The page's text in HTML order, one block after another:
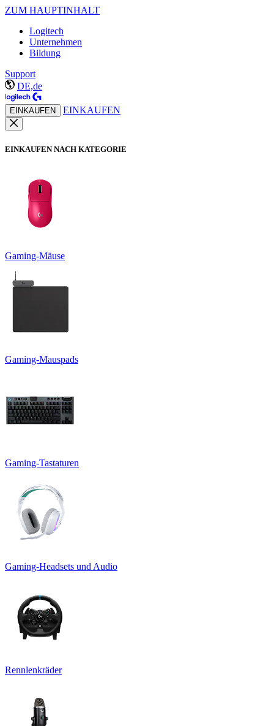
ZUM HAUPTINHALT
Logitech
Unternehmen
Bildung
Support
DE,de
EINKAUFEN EINKAUFEN
EINKAUFEN NACH KATEGORIE
Gaming-Mäuse
Gaming-Mauspads
Gaming-Tastaturen
Gaming-Headsets und Audio
Rennlenkräder